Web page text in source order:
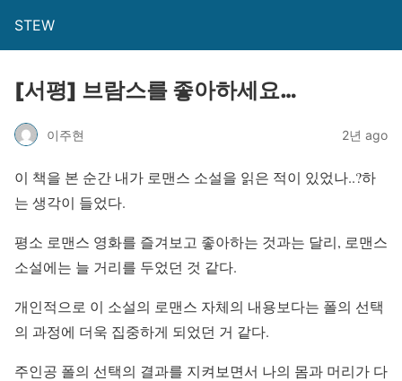
STEW
[서평] 브람스를 좋아하세요…
이주현 2년 ago
이 책을 본 순간 내가 로맨스 소설을 읽은 적이 있었나..?하
는 생각이 들었다.
평소 로맨스 영화를 즐겨보고 좋아하는 것과는 달리, 로맨스
소설에는 늘 거리를 두었던 것 같다.
개인적으로 이 소설의 로맨스 자체의 내용보다는 폴의 선택
의 과정에 더욱 집중하게 되었던 거 같다.
주인공 폴의 선택의 결과를 지켜보면서 나의 몸과 머리가 다